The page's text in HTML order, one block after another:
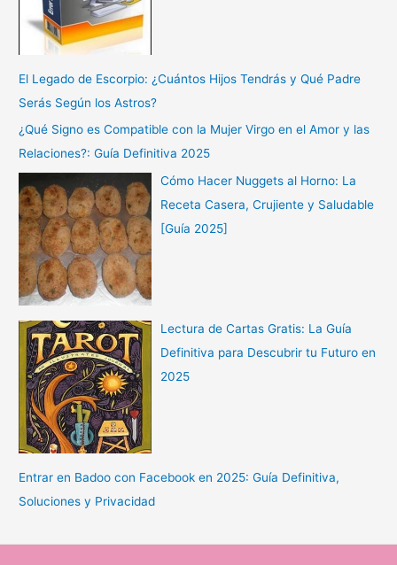
El Legado de Escorpio: ¿Cuántos Hijos Tendrás y Qué Padre
Serás Según los Astros?
¿Qué Signo es Compatible con la Mujer Virgo en el Amor y las
Relaciones?: Guía Definitiva 2025
Cómo Hacer Nuggets al Horno: La
Receta Casera, Crujiente y Saludable
[Guía 2025]
Lectura de Cartas Gratis: La Guía
Definitiva para Descubrir tu Futuro en
2025
Entrar en Badoo con Facebook en 2025: Guía Definitiva,
Soluciones y Privacidad